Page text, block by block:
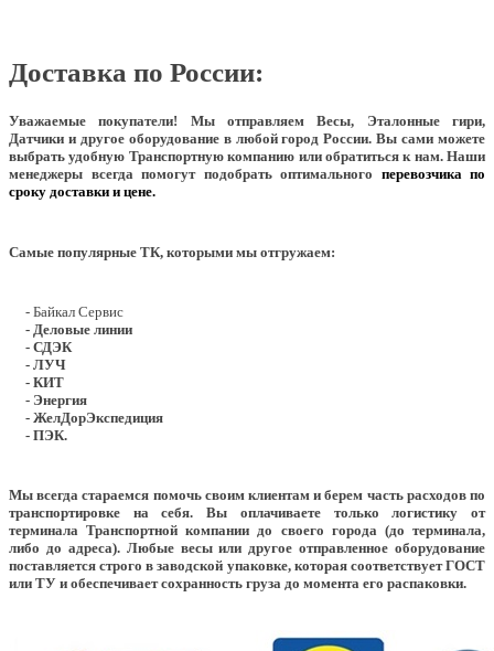
Доставка по России:
Уважаемые покупатели! Мы отправляем Весы, Эталонные гири,
Датчики и другое оборудование в любой город России. Вы сами можете
выбрать удобную Транспортную компанию или обратиться к нам. Наши
менеджеры всегда помогут подобрать оптимального перевозчика по
сроку доставки и цене.
Самые популярные ТК, которыми мы отгружаем:
- Байкал Сервис
- Деловые линии
- СДЭК
- ЛУЧ
- КИТ
- Энергия
- ЖелДорЭкспедиция
- ПЭК.
Мы всегда стараемся помочь своим клиентам и берем часть расходов по
транспортировке на себя. Вы оплачиваете только логистику от
терминала Транспортной компании до своего города (до терминала,
либо до адреса). Любые весы или другое отправленное оборудование
поставляется строго в заводской упаковке, которая соответствует ГОСТ
или ТУ и обеспечивает сохранность груза до момента его распаковки.